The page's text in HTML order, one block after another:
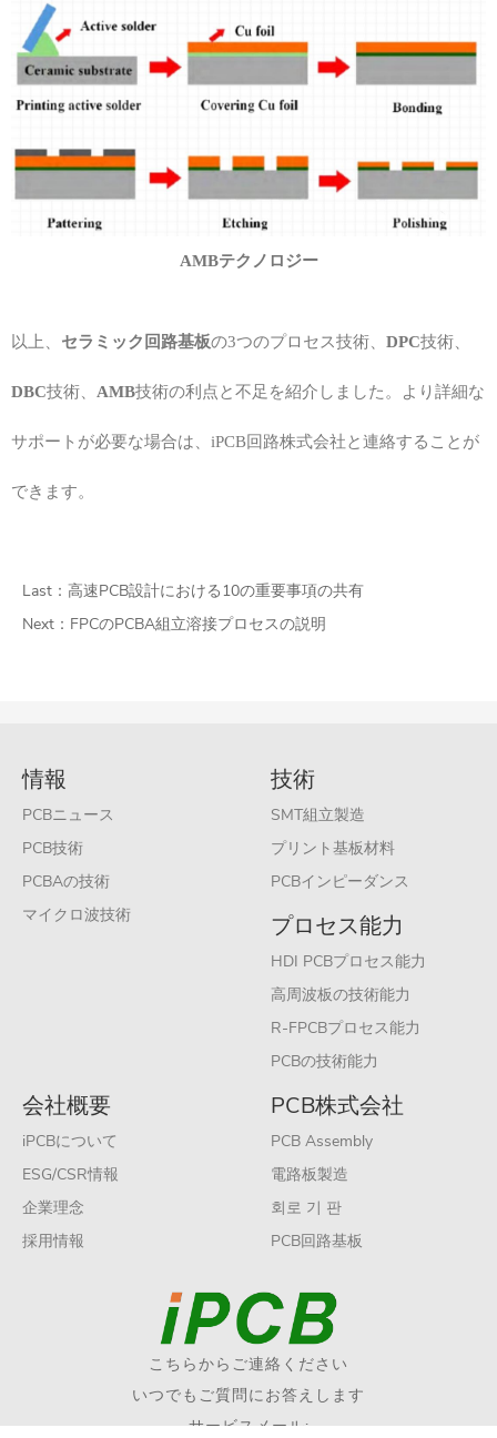
AMBテクノロジー
以上、 セラミック回路基板の3つのプロセス技術、 DPC技術、
DBC技術、 AMB技術の利点と不足を紹介しました。より詳細な
サポートが必要な場合は、iPCB回路株式会社と連絡することが
できます。
Last： 高速PCB設計における10の重要事項の共有
Next： FPCのPCBA組立溶接プロセスの説明
情報
PCBニュース
PCB技術
PCBAの技術
マイクロ波技術
技術
SMT組立製造
プリント基板材料
PCBインピーダンス
プロセス能力
HDI PCBプロセス能力
高周波板の技術能力
R-FPCBプロセス能力
PCBの技術能力
会社概要
iPCBについて
ESG/CSR情報
企業理念
採用情報
PCB株式会社
PCB Assembly
電路板製造
회로 기 판
PCB回路基板
こちらからご連絡ください
いつでもご質問にお答えします
サービスメール: